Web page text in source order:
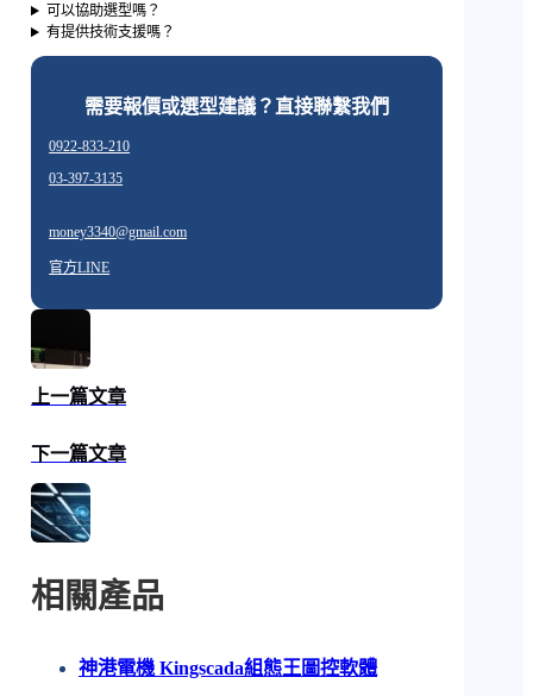
可以協助選型嗎？
有提供技術支援嗎？
需要報價或選型建議？直接聯繫我們
0922-833-210
03-397-3135
money3340@gmail.com
官方LINE
上一篇文章
下一篇文章
相關產品
神港電機 Kingscada組態王圖控軟體